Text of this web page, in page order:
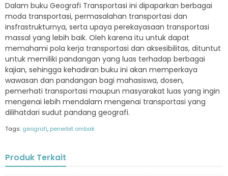
Dalam buku Geografi Transportasi ini dipaparkan berbagai
moda transportasi, permasalahan transportasi dan
insfrastrukturnya, serta upaya perekayasaan transportasi
massal yang lebih baik. Oleh karena itu untuk dapat
memahami pola kerja transportasi dan aksesibilitas, dituntut
untuk memiliki pandangan yang luas terhadap berbagai
kajian, sehingga kehadiran buku ini akan memperkaya
wawasan dan pandangan bagi mahasiswa, dosen,
pemerhati transportasi maupun masyarakat luas yang ingin
mengenai lebih mendalam mengenai transportasi yang
dilihatdari sudut pandang geografi.
Tags: geografi, penerbit ombak
Produk Terkait